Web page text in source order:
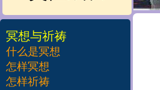
冥想与祈祷
什么是冥想
怎样冥想
怎样祈祷